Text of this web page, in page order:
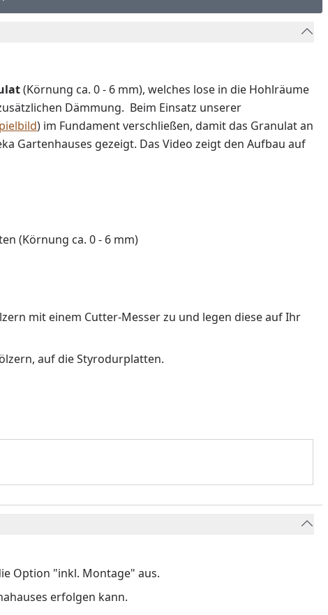
(Körnung ca. 0 - 6 mm), welches lose in die Hohlräume
Dämmung. Beim Einsatz unserer
) im Fundament verschließen, damit das Granulat an
Gartenhauses gezeigt. Das Video zeigt den Aufbau auf
(Körnung ca. 0 - 6 mm)
mit einem Cutter-Messer zu und legen diese auf Ihr
auf die Styrodurplatten.
Option "inkl. Montage" aus.
erfolgen kann.